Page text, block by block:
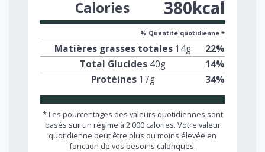
Calories 380kcal
% Quantité quotidienne *
Matières grasses totales 14g 22%
Total Glucides 40g 14%
Protéines 17g 34%
* Les pourcentages des valeurs quotidiennes sont
basés sur un régime à 2 000 calories. Votre valeur
quotidienne peut être plus ou moins élevée en
fonction de vos besoins caloriques.